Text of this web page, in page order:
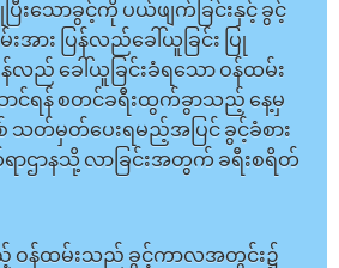
ြုပြီးသောခွင့်ကို ပယ်ဖျက်ခြင်းနှင့် ခွင့်
းအား ပြန်လည်ခေါ်ယူခြင်း ပြု
ည် ခေါ်ယူခြင်းခံရသော ဝန်ထမ်း
ာင်ရန် စတင်ခရီးထွက်ခွာသည့် နေ့မှ
သတ်မှတ်ပေးရမည့်အပြင် ခွင့်ခံစား
ာဌာနသို့ လာခြင်းအတွက် ခရီးစရိတ်
ည့် ဝန်ထမ်းသည် ခွင့်ကာလအတွင်း၌